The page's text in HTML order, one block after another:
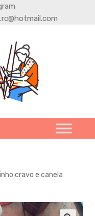
cravo e canela